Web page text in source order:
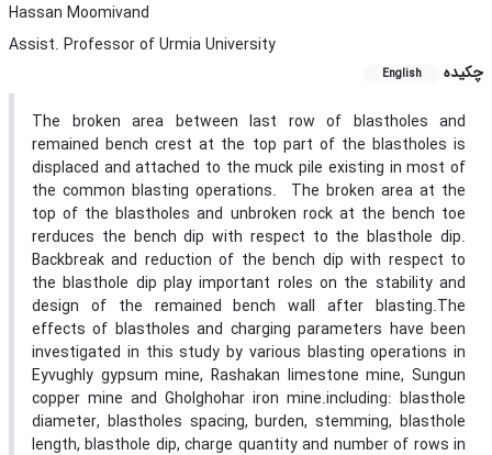
Hassan Moomivand
Assist. Professor of Urmia University
چکیده
English
The broken area between last row of blastholes and
remained bench crest at the top part of the blastholes is
displaced and attached to the muck pile existing in most of
the common blasting operations. The broken area at the
top of the blastholes and unbroken rock at the bench toe
rerduces the bench dip with respect to the blasthole dip.
Backbreak and reduction of the bench dip with respect to
the blasthole dip play important roles on the stability and
design of the remained bench wall after blasting.The
effects of blastholes and charging parameters have been
investigated in this study by various blasting operations in
Eyvughly gypsum mine, Rashakan limestone mine, Sungun
copper mine and Gholghohar iron mine.including: blasthole
diameter, blastholes spacing, burden, stemming, blasthole
length, blasthole dip, charge quantity and number of rows in